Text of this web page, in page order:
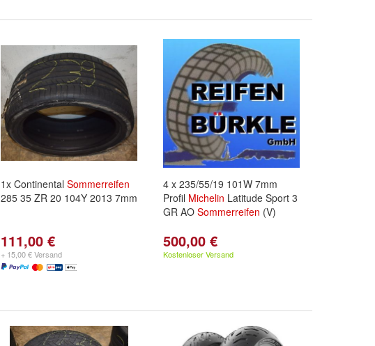
1x Continental Sommerreifen
285 35 ZR 20 104Y 2013 7mm
111,00 €
+ 15,00 € Versand
4 x 235/55/19 101W 7mm
Profil Michelin Latitude Sport 3
GR AO Sommerreifen (V)
500,00 €
Kostenloser Versand